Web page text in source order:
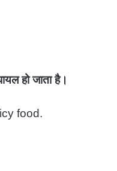
हो जाता है।
food.